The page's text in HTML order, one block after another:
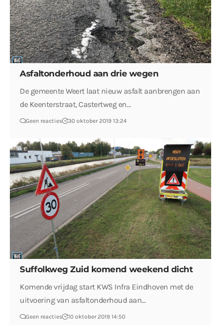
Asfaltonderhoud aan drie wegen
De gemeente Weert laat nieuw asfalt aanbrengen aan
de Keenterstraat, Castertweg en…
Geen reacties 30 oktober 2019 13:24
Suffolkweg Zuid komend weekend dicht
Komende vrijdag start KWS Infra Eindhoven met de
uitvoering van asfaltonderhoud aan…
Geen reacties 10 oktober 2019 14:50